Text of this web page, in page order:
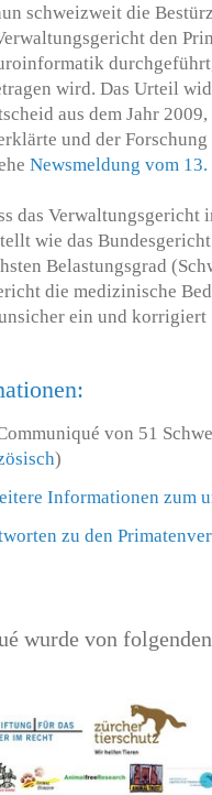
schweizweit die
den
wird. Das Urteil
aus dem Jahr
und der
Newsmeldung vom
das Verwaltungsgericht
wie das
Belastungsgrad
die medizinische
ein und korrigiert
von 51
)
Informationen zum
zu den
wurde von